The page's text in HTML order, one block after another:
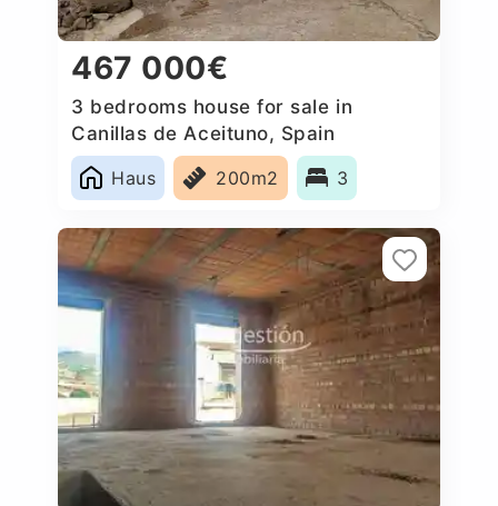
467 000€
3 bedrooms house for sale in
Canillas de Aceituno, Spain
Haus
200m2 3